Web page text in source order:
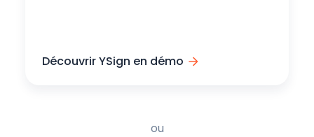
Découvrir YSign en démo
ou